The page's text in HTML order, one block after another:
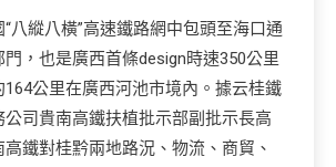
八縱八橫”高速鐵路網中包頭至海口通
，也是廣西首條design時速350公里
164公里在廣西河池市境內。據云桂鐵
公司貴南高鐵扶植批示部副批示長高
鐵對桂黔兩地路況、物流、商貿、